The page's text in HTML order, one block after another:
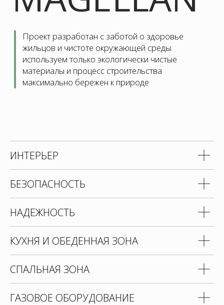
ИНТЕРЬЕР
БЕЗОПАСНОСТЬ
НАДЕЖНОСТЬ
КУХНЯ И ОБЕДЕННАЯ ЗОНА
СПАЛЬНАЯ ЗОНА
ГАЗОВОЕ ОБОРУДОВАНИЕ